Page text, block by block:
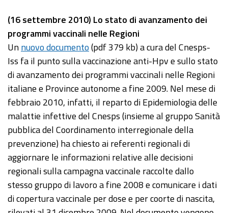
(16 settembre 2010) Lo stato di avanzamento dei
programmi vaccinali nelle Regioni
Unnuovo documento(pdf 379 kb) a cura del Cnesps-
Iss fa il punto sulla vaccinazione anti-Hpv e sullo stato
di avanzamento dei programmi vaccinali nelle Regioni
italiane e Province autonome a fine 2009. Nel mese di
febbraio 2010, infatti, il reparto di Epidemiologia delle
malattie infettive del Cnesps (insieme al gruppo Sanità
pubblica del Coordinamento interregionale della
prevenzione) ha chiesto ai referenti regionali di
aggiornare le informazioni relative alle decisioni
regionali sulla campagna vaccinale raccolte dallo
stesso gruppo di lavoro a fine 2008 e comunicare i dati
di copertura vaccinale per dose e per coorte di nascita,